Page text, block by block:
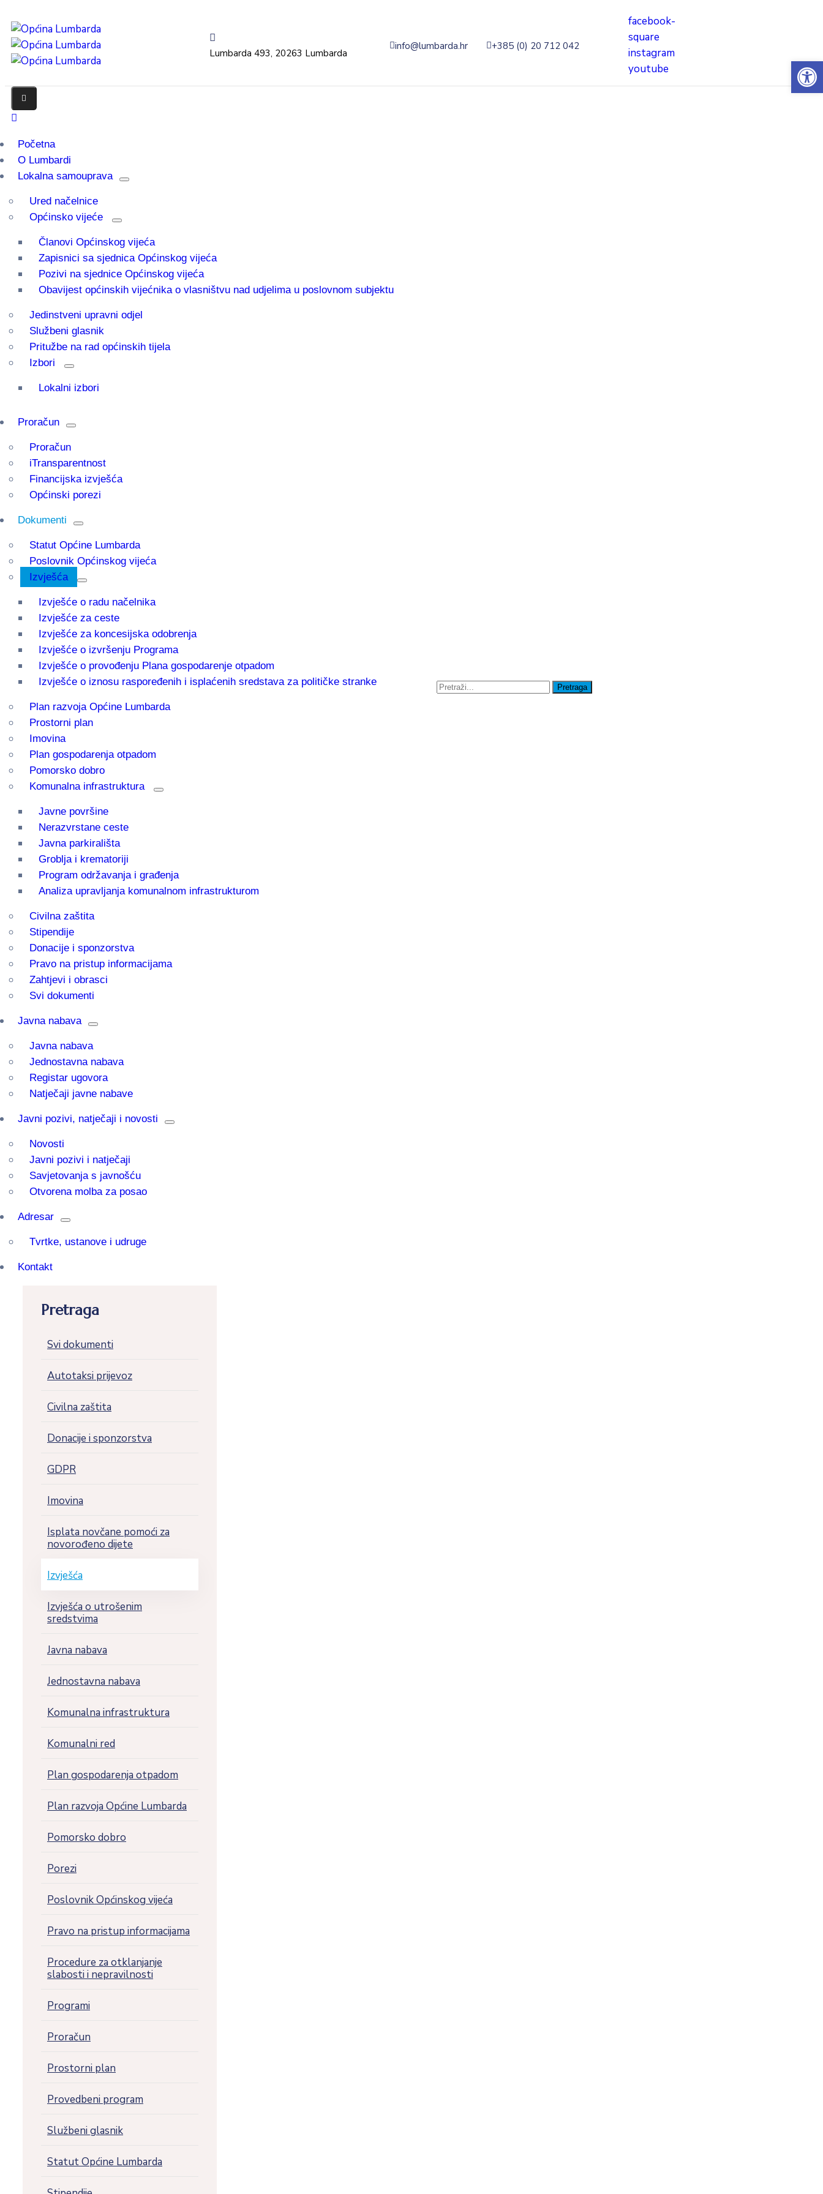
Lumbarda 493, 20263 Lumbarda
info@lumbarda.hr +385 (0) 20 712 042
facebook-
square
instagram
youtube
Početna
O Lumbardi
Lokalna samouprava
Ured načelnice
Općinsko vijeće
Članovi Općinskog vijeća
Zapisnici sa sjednica Općinskog vijeća
Pozivi na sjednice Općinskog vijeća
Obavijest općinskih vijećnika o vlasništvu nad udjelima u poslovnom subjektu
Jedinstveni upravni odjel
Službeni glasnik
Pritužbe na rad općinskih tijela
Izbori
Lokalni izbori
Proračun
Proračun
iTransparentnost
Financijska izvješća
Općinski porezi
Dokumenti
Statut Općine Lumbarda
Poslovnik Općinskog vijeća
Izvješća
Izvješće o radu načelnika
Izvješće za ceste
Izvješće za koncesijska odobrenja
Izvješće o izvršenju Programa
Izvješće o provođenju Plana gospodarenje otpadom
Izvješće o iznosu raspoređenih i isplaćenih sredstava za političke stranke
Plan razvoja Općine Lumbarda
Prostorni plan
Imovina
Plan gospodarenja otpadom
Pomorsko dobro
Komunalna infrastruktura
Javne površine
Nerazvrstane ceste
Javna parkirališta
Groblja i krematoriji
Program održavanja i građenja
Analiza upravljanja komunalnom infrastrukturom
Civilna zaštita
Stipendije
Donacije i sponzorstva
Pravo na pristup informacijama
Zahtjevi i obrasci
Svi dokumenti
Javna nabava
Javna nabava
Jednostavna nabava
Registar ugovora
Natječaji javne nabave
Javni pozivi, natječaji i novosti
Novosti
Javni pozivi i natječaji
Savjetovanja s javnošću
Otvorena molba za posao
Adresar
Tvrtke, ustanove i udruge
Kontakt
Pretraga
Svi dokumenti
Autotaksi prijevoz
Civilna zaštita
Donacije i sponzorstva
GDPR
Imovina
Isplata novčane pomoći za
novorođeno dijete
Izvješća
Izvješća o utrošenim
sredstvima
Javna nabava
Jednostavna nabava
Komunalna infrastruktura
Komunalni red
Plan gospodarenja otpadom
Plan razvoja Općine Lumbarda
Pomorsko dobro
Porezi
Poslovnik Općinskog vijeća
Pravo na pristup informacijama
Procedure za otklanjanje
slabosti i nepravilnosti
Programi
Proračun
Prostorni plan
Provedbeni program
Službeni glasnik
Statut Općine Lumbarda